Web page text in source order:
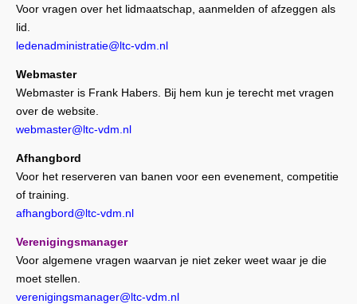
Voor vragen over het lidmaatschap, aanmelden of afzeggen als
lid.
ledenadministratie@ltc-vdm.nl
Webmaster
Webmaster is Frank Habers. Bij hem kun je terecht met vragen
over de website.
webmaster@ltc-vdm.nl
Afhangbord
Voor het reserveren van banen voor een evenement, competitie
of training.
afhangbord@ltc-vdm.nl
Verenigingsmanager
Voor algemene vragen waarvan je niet zeker weet waar je die
moet stellen.
verenigingsmanager@ltc-vdm.nl